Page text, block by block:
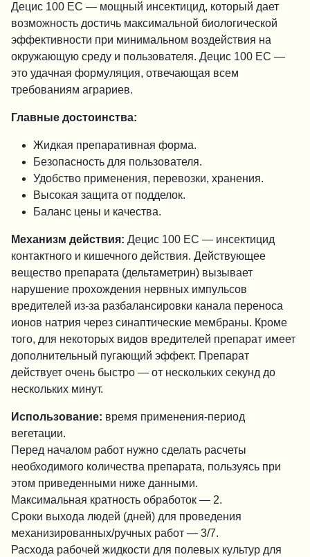
Децис 100 EC — мощный инсектицид, который дает
возможность достичь максимальной биологической
эффективности при минимальном воздействия на
окружающую среду и пользователя. Децис 100 EC —
это удачная формуляция, отвечающая всем
требованиям аграриев.
Главные достоинства:
Жидкая препаративная форма.
Безопасность для пользователя.
Удобство применения, перевозки, хранения.
Высокая защита от подделок.
Баланс цены и качества.
Механизм действия: Децис 100 EC — инсектицид
контактного и кишечного действия. Действующее
вещество препарата (дельтаметрин) вызывает
нарушение прохождения нервных импульсов
вредителей из-за разбалансировки канала переноса
ионов натрия через синаптические мембраны. Кроме
того, для некоторых видов вредителей препарат имеет
дополнительный пугающий эффект. Препарат
действует очень быстро — от нескольких секунд до
нескольких минут.
Использование: время применения-период
вегетации.
Перед началом работ нужно сделать расчеты
необходимого количества препарата, пользуясь при
этом приведенными ниже данными.
Максимальная кратность обработок — 2.
Сроки выхода людей (дней) для проведения
механизированных/ручных работ — 3/7.
Расхода рабочей жидкости для полевых культур для